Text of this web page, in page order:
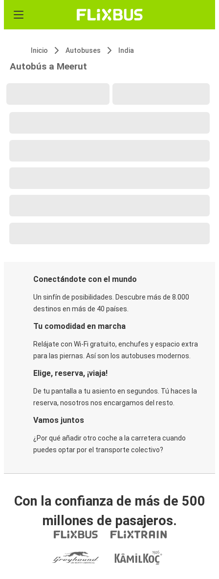
Inicio Autobuses India
Autobús a Meerut
Conectándote con el mundo
Un sinfín de posibilidades. Descubre más de 8.000
destinos en más de 40 países.
Tu comodidad en marcha
Relájate con Wi-Fi gratuito, enchufes y espacio extra
para las piernas. Así son los autobuses modernos.
Elige, reserva, ¡viaja!
De tu pantalla a tu asiento en segundos. Tú haces la
reserva, nosotros nos encargamos del resto.
Vamos juntos
¿Por qué añadir otro coche a la carretera cuando
puedes optar por el transporte colectivo?
Con la confianza de más de 500
millones de pasajeros.